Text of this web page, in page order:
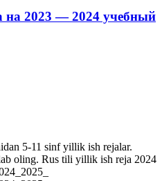
на 2023 — 2024 учебный
5-11 sinf yillik ish rejalar.
oling. Rus tili yillik ish reja 2024